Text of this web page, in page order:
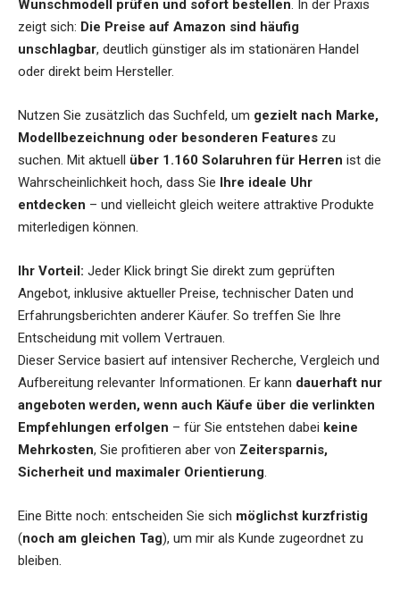
Wunschmodell prüfen und sofort bestellen. In der Praxis
zeigt sich: Die Preise auf Amazon sind häufig
unschlagbar, deutlich günstiger als im stationären Handel
oder direkt beim Hersteller.
Nutzen Sie zusätzlich das Suchfeld, um gezielt nach Marke,
Modellbezeichnung oder besonderen Features zu
suchen. Mit aktuell über 1.160 Solaruhren für Herren ist die
Wahrscheinlichkeit hoch, dass Sie Ihre ideale Uhr
entdecken – und vielleicht gleich weitere attraktive Produkte
miterledigen können.
Ihr Vorteil: Jeder Klick bringt Sie direkt zum geprüften
Angebot, inklusive aktueller Preise, technischer Daten und
Erfahrungsberichten anderer Käufer. So treffen Sie Ihre
Entscheidung mit vollem Vertrauen.
Dieser Service basiert auf intensiver Recherche, Vergleich und
Aufbereitung relevanter Informationen. Er kann dauerhaft nur
angeboten werden, wenn auch Käufe über die verlinkten
Empfehlungen erfolgen – für Sie entstehen dabei keine
Mehrkosten, Sie profitieren aber von Zeitersparnis,
Sicherheit und maximaler Orientierung.
Eine Bitte noch: entscheiden Sie sich möglichst kurzfristig
(noch am gleichen Tag), um mir als Kunde zugeordnet zu
bleiben.